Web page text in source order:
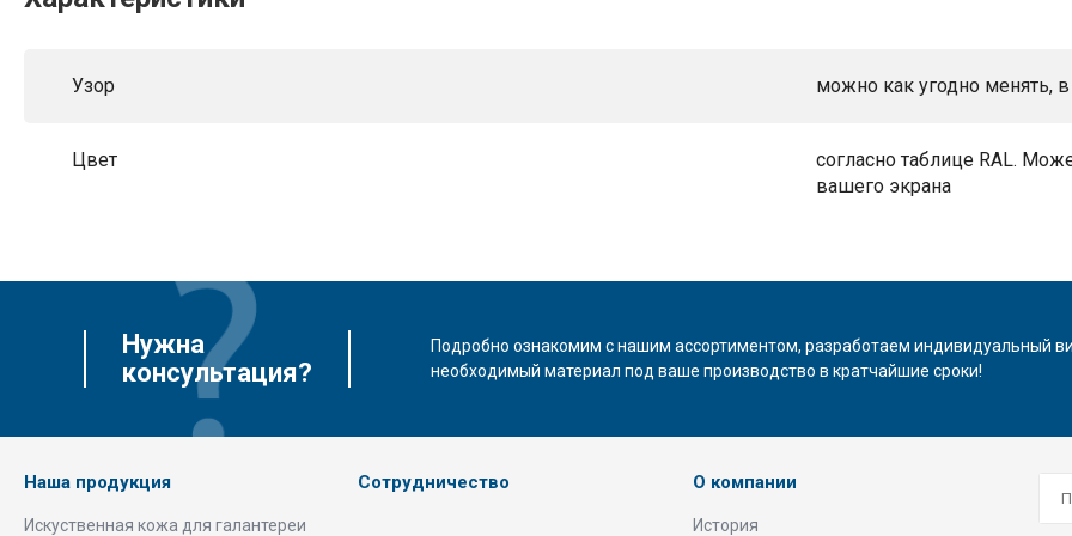
Узор можно как угодно менять,
Цвет
согласно таблице RAL.
вашего экрана
Нужна
консультация?
Подробно ознакомим с нашим ассортиментом, разработаем индивидуальный
необходимый материал под ваше производство в кратчайшие сроки!
Наша продукция
Искуственная кожа для галантереи
Сотрудничество О компании
История